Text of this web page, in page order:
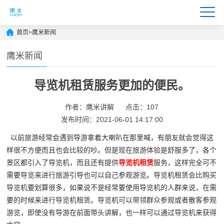
首页>鹰米新闻
鹰米新闻
导览机租赁服务更加的便民。
作者：鹰米讲解
点击：107
发布时间：2021-06-01 14:17:00
以前旅游经常会遇到导游拿着大喇叭在那里喊，有朋友就会觉得这
样很不方便而且也会比较的吵。但是现在旅游体验是舒服多了，各个
景区都引入了导览机，而且还有提供导览机租赁服务，这样完全可不
需要导览来进行旅游引导也可以自己参观游览。导览机租赁会比购买
导览机要划算很多，如果说不是经常要使用导览机的人群来说，在需
要的时候来进行导览机租赁。导览机可以带领群众参观或者散客参观
游览，即使没有导游在前面带头讲解，也一样可以通过导览机来获得